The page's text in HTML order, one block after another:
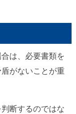
は、必要書類を
がないことが重
断するのではな